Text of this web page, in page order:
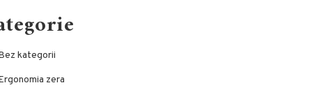
kategorii
zera